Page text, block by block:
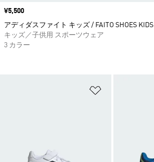
価格
¥5,500
アディダスファイト キッズ / FAITO SHOES KIDS
キッズ／子供用 スポーツウェア
3 カラー